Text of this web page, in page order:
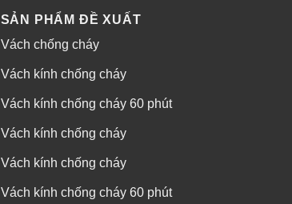
SẢN PHẨM ĐỀ XUẤT
Vách chống cháy
Vách kính chống cháy
Vách kính chống cháy 60 phút
Vách kính chống cháy
Vách kính chống cháy
Vách kính chống cháy 60 phút